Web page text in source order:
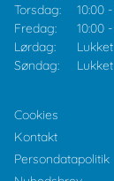
Torsdag:
10:00 -
Fredag:
10:00 -
Lørdag:
Lukket
Søndag:
Lukket
Cookies
Kontakt
Persondatapolitik